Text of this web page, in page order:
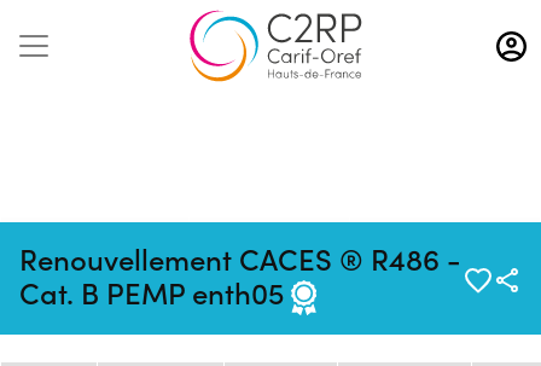
Aller
au
contenu
Renouvellement CACES ® R486 -
Cat. B PEMP enth05
13/10/2025
1427884
Arras
Session de formation